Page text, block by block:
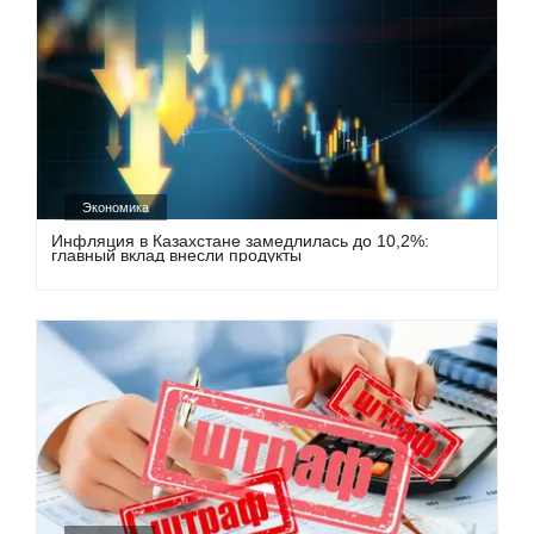
Экономика
Инфляция в Казахстане замедлилась до 10,2%:
главный вклад внесли продукты